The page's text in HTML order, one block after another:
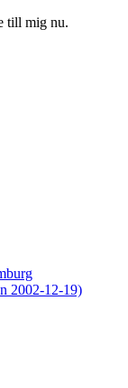
till mig nu.
2002-12-19)